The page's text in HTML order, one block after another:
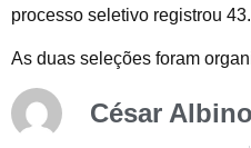
processo seletivo registrou
As duas seleções foram
César Albino